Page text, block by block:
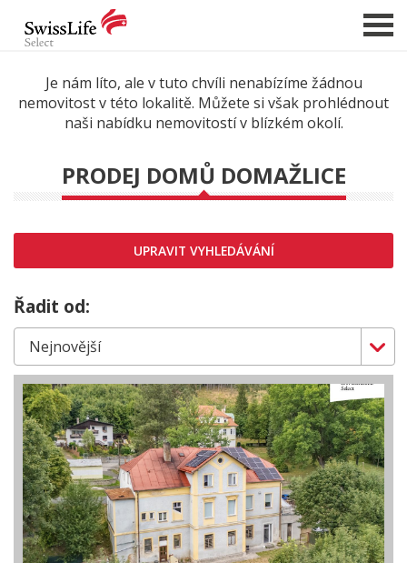
NABÍDKA NEMOVITOSTÍ
HLÍDAT NOVÉ NABÍDKY
SLUŽBY
KARIÉRA
FINANCOVÁNÍ / HYPOTÉKA
KONTAKT
Je nám líto, ale v tuto chvíli nenabízíme žádnou
nemovitost v této lokalitě. Můžete si však prohlédnout
naši nabídku nemovitostí v blízkém okolí.
PRODEJ DOMŮ DOMAŽLICE
UPRAVIT VYHLEDÁVÁNÍ
Řadit od: